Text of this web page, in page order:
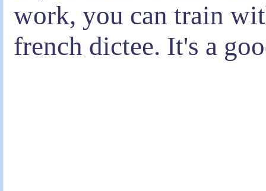
work, you can train
french dictee. It's a